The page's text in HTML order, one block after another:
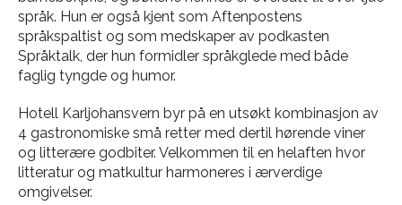
språk. Hun er også kjent som Aftenpostens
språkspaltist og som medskaper av podkasten
Språktalk, der hun formidler språkglede med både
faglig tyngde og humor.
Hotell Karljohansvern byr på en utsøkt kombinasjon av
4 gastronomiske små retter med dertil hørende viner
og litterære godbiter. Velkommen til en helaften hvor
litteratur og matkultur harmoneres i ærverdige
omgivelser.